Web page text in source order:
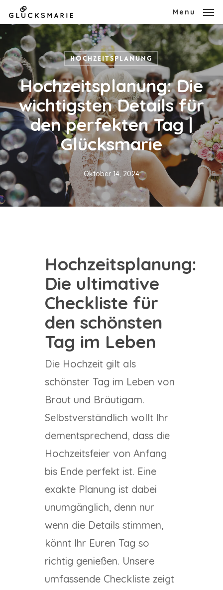
to
main
content
Menu
Hochzeitsplanung
Hochzeitsplanung: Die
wichtigsten Details für
den perfekten Tag |
Glücksmarie
Oktober 14, 2024
Hochzeitsplanung:
Die ultimative
Checkliste für
den schönsten
Tag im Leben
Die Hochzeit gilt als
schönster Tag im Leben von
Braut und Bräutigam.
Selbstverständlich wollt Ihr
dementsprechend, dass die
Hochzeitsfeier von Anfang
bis Ende perfekt ist. Eine
exakte Planung ist dabei
unumgänglich, denn nur
wenn die Details stimmen,
könnt Ihr Euren Tag so
richtig genießen. Unsere
umfassende Checkliste zeigt